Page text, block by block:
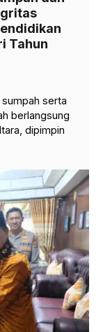
Tahun
sumpah serta
berlangsung
dipimpin